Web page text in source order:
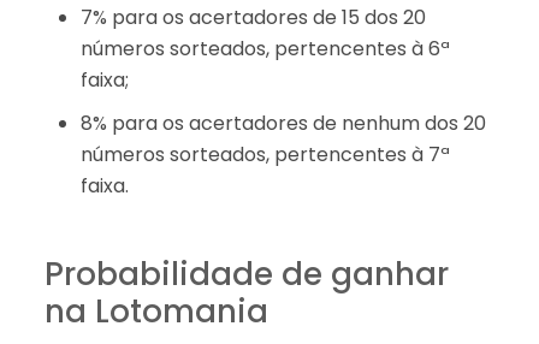
7% para os acertadores de 15 dos 20
números sorteados, pertencentes à 6ª
faixa;
8% para os acertadores de nenhum dos 20
números sorteados, pertencentes à 7ª
faixa.
Probabilidade de ganhar
na Lotomania